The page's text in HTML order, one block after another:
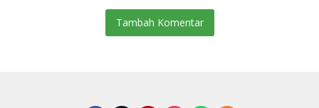
Tambah Komentar